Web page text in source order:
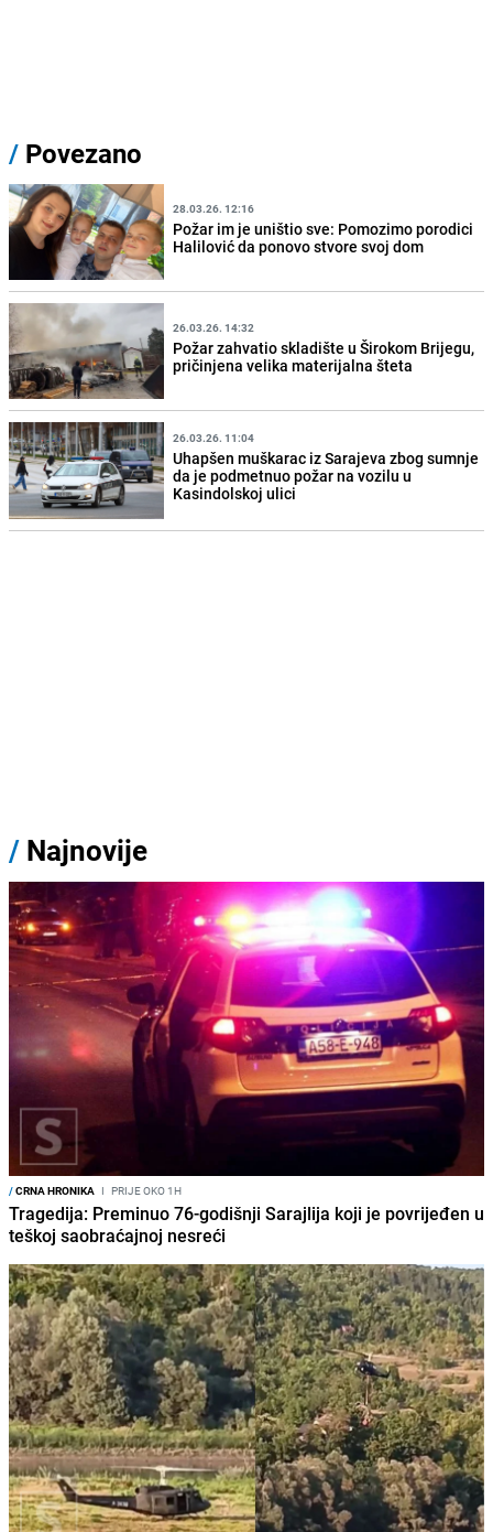
/ Povezano
28.03.26. 12:16
Požar im je uništio sve: Pomozimo porodici
Halilović da ponovo stvore svoj dom
26.03.26. 14:32
Požar zahvatio skladište u Širokom Brijegu,
pričinjena velika materijalna šteta
26.03.26. 11:04
Uhapšen muškarac iz Sarajeva zbog sumnje
da je podmetnuo požar na vozilu u
Kasindolskoj ulici
/ Najnovije
/CRNA HRONIKA I PRIJE OKO 1H
Tragedija: Preminuo 76-godišnji Sarajlija koji je povrijeđen u
teškoj saobraćajnoj nesreći